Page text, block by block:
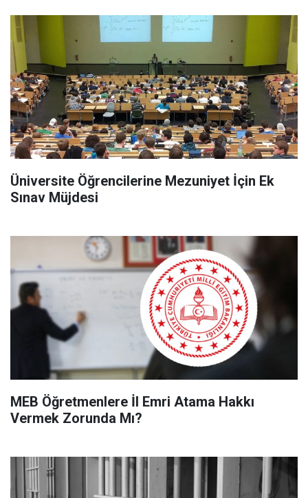
Üniversite Öğrencilerine Mezuniyet İçin Ek
Sınav Müjdesi
MEB Öğretmenlere İl Emri Atama Hakkı
Vermek Zorunda Mı?